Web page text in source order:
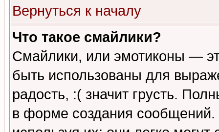
Вернуться к началу
Что такое смайлики?
Смайлики, или эмотиконы —
быть использованы для
радость, :( значит грусть.
в форме создания сообщений.